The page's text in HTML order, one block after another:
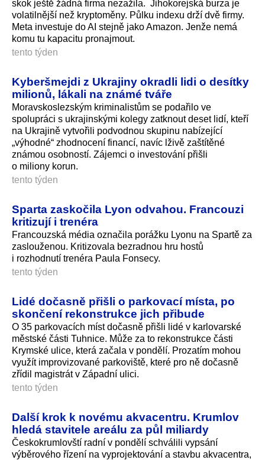
skok ještě žádná firma nezažila. Jihokorejská burza je
volatilnější než kryptoměny. Půlku indexu drží dvě firmy.
Meta investuje do AI stejně jako Amazon. Jenže nemá
komu tu kapacitu pronajmout.
tento týden
Kyberšmejdi z Ukrajiny okradli lidi o desítky
milionů, lákali na známé tváře
Moravskoslezským kriminalistům se podařilo ve
spolupráci s ukrajinskými kolegy zatknout deset lidí, kteří
na Ukrajině vytvořili podvodnou skupinu nabízející
„výhodné“ zhodnocení financí, navíc lživě zaštítěné
známou osobností. Zájemci o investování přišli
o miliony korun.
tento týden
Sparta zaskočila Lyon odvahou. Francouzi
kritizují i trenéra
Francouzská média označila porážku Lyonu na Spartě za
zaslouženou. Kritizovala bezradnou hru hostů
i rozhodnutí trenéra Paula Fonsecy.
tento týden
Lidé dočasně přišli o parkovací místa, po
skončení rekonstrukce jich přibude
O 35 parkovacích míst dočasně přišli lidé v karlovarské
městské části Tuhnice. Může za to rekonstrukce části
Krymské ulice, která začala v pondělí. Prozatím mohou
využít improvizované parkoviště, které pro ně dočasně
zřídil magistrát v Západní ulici.
tento týden
Další krok k novému akvacentru. Krumlov
hledá stavitele areálu za půl miliardy
Českokrumlovští radní v pondělí schválili vypsání
výběrového řízení na vyprojektování a stavbu akvacentra,